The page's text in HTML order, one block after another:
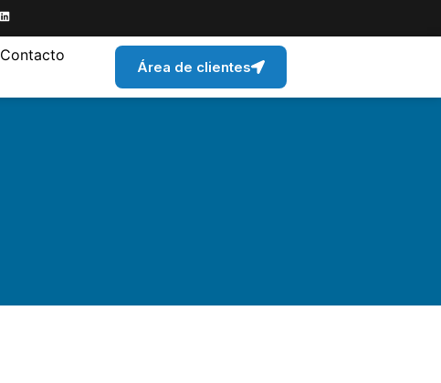
Área de clientes
Contacto